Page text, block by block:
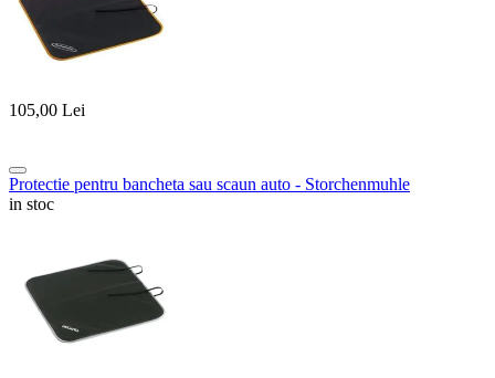
105,00 Lei
Protectie pentru bancheta sau scaun auto - Storchenmuhle
in stoc